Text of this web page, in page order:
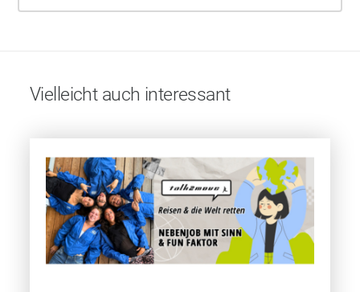
Vielleicht auch interessant